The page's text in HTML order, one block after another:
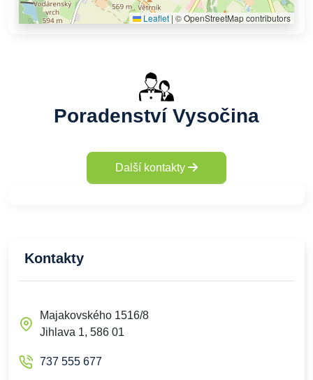
Leaflet | © OpenStreetMap contributors
Poradenství Vysočina
Další kontakty
Kontakty
Majakovského 1516/8
Jihlava 1, 586 01
737 555 677